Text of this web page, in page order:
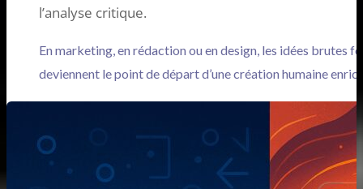
l’analyse critique.
En marketing, en rédaction ou en design, les idées brutes
deviennent le point de départ d’une création humaine